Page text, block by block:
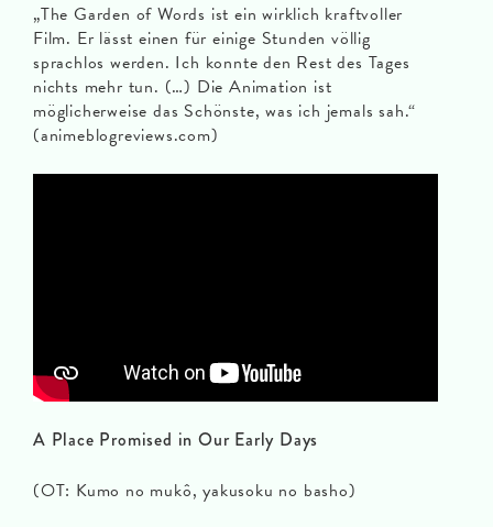
„The Garden of Words ist ein wirklich kraftvoller
Film. Er lässt einen für einige Stunden völlig
sprachlos werden. Ich konnte den Rest des Tages
nichts mehr tun. (…) Die Animation ist
möglicherweise das Schönste, was ich jemals sah.“
(animeblogreviews.com)
A Place Promised in Our Early Days
(OT: Kumo no mukô, yakusoku no basho)